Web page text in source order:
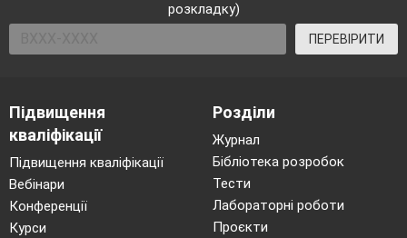
розкладку)
ПЕРЕВІРИТИ
Підвищення
кваліфікації
Підвищення кваліфікації
Вебінари
Конференції
Курси
Розділи
Журнал
Бібліотека розробок
Тести
Лабораторні роботи
Проєкти